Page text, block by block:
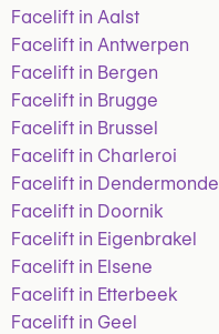
Facelift in Aalst
Facelift in Antwerpen
Facelift in Bergen
Facelift in Brugge
Facelift in Brussel
Facelift in Charleroi
Facelift in Dendermonde
Facelift in Doornik
Facelift in Eigenbrakel
Facelift in Elsene
Facelift in Etterbeek
Facelift in Geel